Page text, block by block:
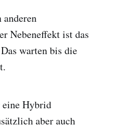
Nebeneffekt ist das
warten bis die
eine Hybrid
aber auch